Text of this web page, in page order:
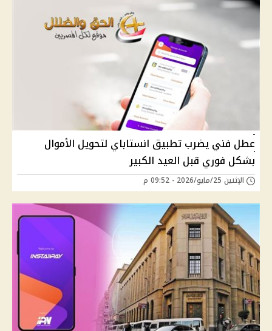
عطل فني يضرب تطبيق انستاباي لتحويل الأموال
بشكل فوري قبل العيد الكبير
الإثنين 25/مايو/2026 - 09:52 م